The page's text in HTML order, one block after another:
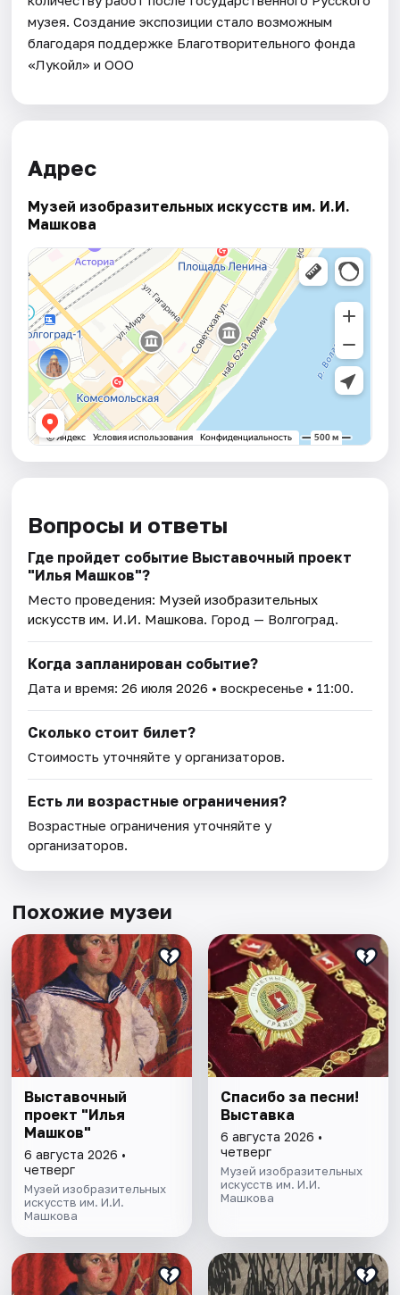
музея. Создание экспозиции стало возможным
благодаря поддержке Благотворительного фонда
«Лукойл» и ООО
Адрес
Музей изобразительных искусств им. И.И.
Машкова
Вопросы и ответы
Где пройдет событие Выставочный проект
"Илья Машков"?
Место проведения: Музей изобразительных
искусств им. И.И. Машкова. Город — Волгоград.
Когда запланирован событие?
Дата и время:26 июля 2026 • воскресенье • 11:00.
Сколько стоит билет?
Стоимость уточняйте у организаторов.
Есть ли возрастные ограничения?
Возрастные ограничения уточняйте у
организаторов.
Похожие музеи
Выставочный
проект "Илья
Машков"
6 августа 2026 •
четверг
Музей изобразительных
искусств им. И.И.
Машкова
Спасибо за песни!
Выставка
6 августа 2026 •
четверг
Музей изобразительных
искусств им. И.И.
Машкова